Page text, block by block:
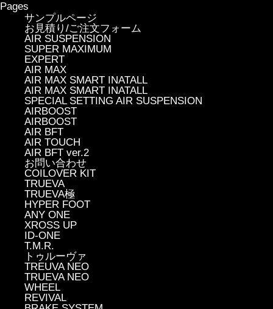
Pages
サンプルページ
お見積り/ご注文フォーム
AIR SUSPENSION
SUPER MAXIMUM
EXPERT
AIR MAX
AIR MAX SMART INATALL
AIR MAX SMART INATALL
SPECIAL SETTING AIR SUSPENSION
AIRBOOST
AIRBOOST
AIR BFT
AIR TOUCH
AIR BFT ver.2
お問い合わせ
COILOVER KIT
TRUEVA
TRUEVA極
HYPER FOOT
ANY ONE
XROSS UP
ID-ONE
T.M.R.
トゥルーヴァ
TREUVA NEO
TRUEVA NEO
WHEEL
REVIVAL